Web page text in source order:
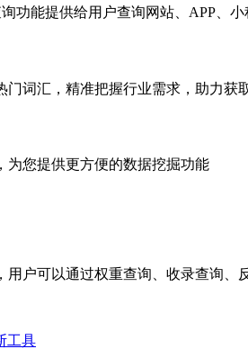
功能提供给用户查询网站、APP、
门词汇，精准把握行业需求，助力获
为您提供更方便的数据挖掘功能
用户可以通过权重查询、收录查询、
工具